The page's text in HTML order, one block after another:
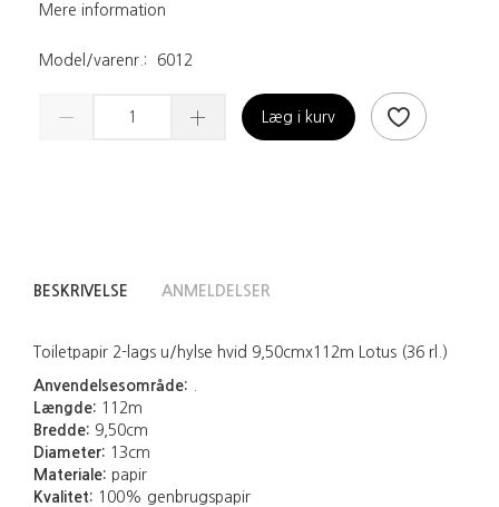
Mere information
Model/varenr.: 6012
Læg i kurv
BESKRIVELSE ANMELDELSER
Toiletpapir 2-lags u/hylse hvid 9,50cmx112m Lotus (36 rl.)
Anvendelsesområde:
Længde: 112m
Bredde: 9,50cm
Diameter: 13cm
Materiale: papir
Kvalitet: 100% genbrugspapir